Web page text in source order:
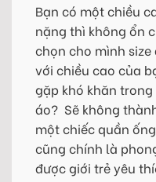
Bạn có một chiều
nặng thì không ổn
chọn cho mình size
với chiều cao của
gặp khó khăn
áo? Sẽ không
một chiếc quần
cũng chính là
được giới trẻ yêu